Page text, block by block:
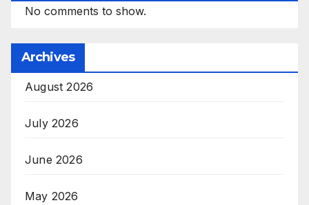
No comments to show.
Archives
August 2026
July 2026
June 2026
May 2026